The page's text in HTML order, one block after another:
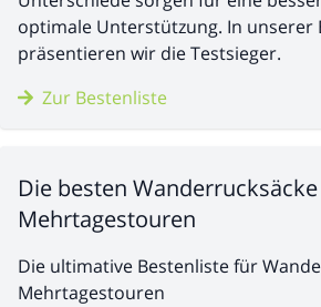
optimale Unterstützung. In unserer
präsentieren wir die Testsieger.
Zur Bestenliste
Die besten
Mehrtagestouren
Die ultimative Bestenliste für
Mehrtagestouren